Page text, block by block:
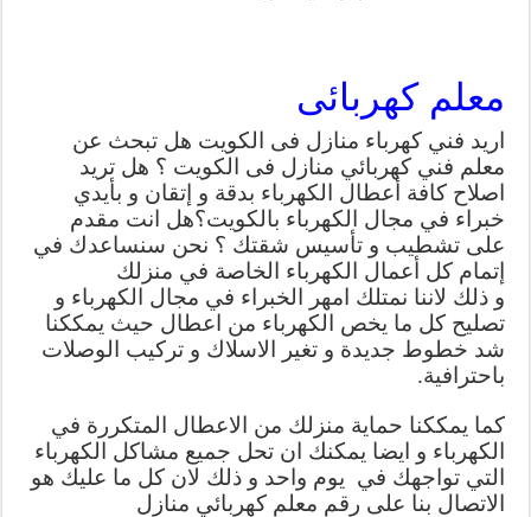
معلم كهربائى
اريد فني كهرباء منازل فى الكويت هل تبحث عن
معلم فني كهربائي منازل فى الكويت ؟ هل تريد
اصلاح كافة أعطال الكهرباء بدقة و إتقان و بأيدي
خبراء في مجال الكهرباء بالكويت؟هل انت مقدم
على تشطيب و تأسيس شقتك ؟ نحن سنساعدك في
إتمام كل أعمال الكهرباء الخاصة في منزلك
و ذلك لاننا نمتلك امهر الخبراء في مجال الكهرباء و
تصليح كل ما يخص الكهرباء من اعطال حيث يمككنا
شد خطوط جديدة و تغير الاسلاك و تركيب الوصلات
باحترافية.
كما يمككنا حماية منزلك من الاعطال المتكررة في
الكهرباء و ايضا يمكنك ان تحل جميع مشاكل الكهرباء
التي تواجهك في يوم واحد و ذلك لان كل ما عليك هو
الاتصال بنا على رقم معلم كهربائي منازل